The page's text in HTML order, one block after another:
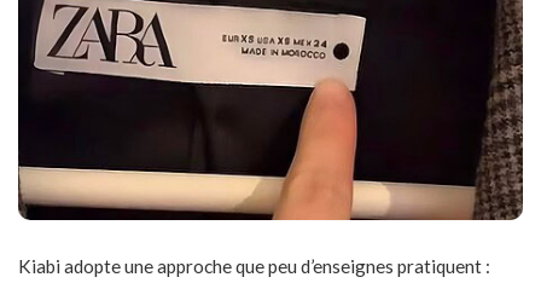
Kiabi adopte une approche que peu d’enseignes pratiquent :